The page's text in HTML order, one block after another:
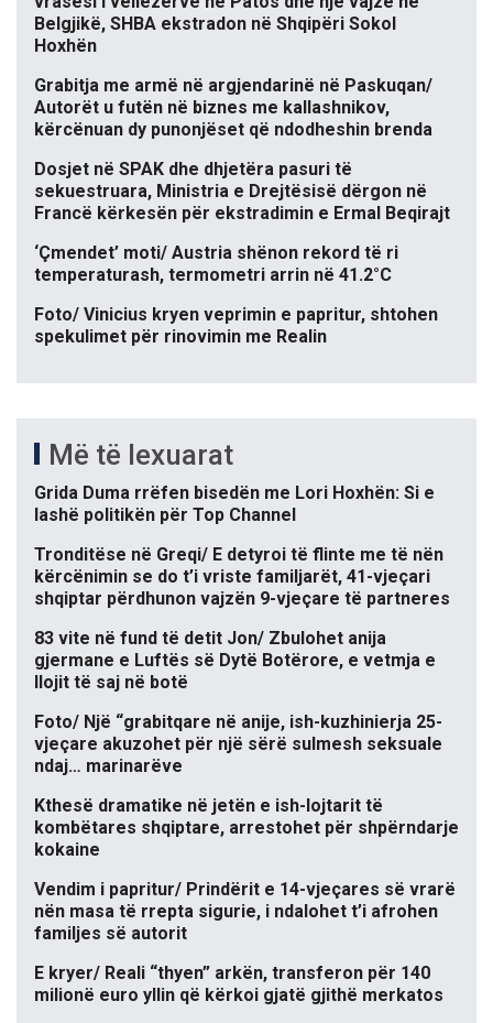
Belgjikë, SHBA ekstradon në Shqipëri Sokol
Hoxhën
Grabitja me armë në argjendarinë në Paskuqan/
Autorët u futën në biznes me kallashnikov,
kërcënuan dy punonjëset që ndodheshin brenda
Dosjet në SPAK dhe dhjetëra pasuri të
sekuestruara, Ministria e Drejtësisë dërgon në
Francë kërkesën për ekstradimin e Ermal Beqirajt
‘Çmendet’ moti/ Austria shënon rekord të ri
temperaturash, termometri arrin në 41.2°C
Foto/ Vinicius kryen veprimin e papritur, shtohen
spekulimet për rinovimin me Realin
Më të lexuarat
Grida Duma rrëfen bisedën me Lori Hoxhën: Si e
lashë politikën për Top Channel
Tronditëse në Greqi/ E detyroi të flinte me të nën
kërcënimin se do t’i vriste familjarët, 41-vjeçari
shqiptar përdhunon vajzën 9-vjeçare të partneres
83 vite në fund të detit Jon/ Zbulohet anija
gjermane e Luftës së Dytë Botërore, e vetmja e
llojit të saj në botë
Foto/ Një “grabitqare në anije, ish-kuzhinierja 25-
vjeçare akuzohet për një sërë sulmesh seksuale
ndaj… marinarëve
Kthesë dramatike në jetën e ish-lojtarit të
kombëtares shqiptare, arrestohet për shpërndarje
kokaine
Vendim i papritur/ Prindërit e 14-vjeçares së vrarë
nën masa të rrepta sigurie, i ndalohet t’i afrohen
familjes së autorit
E kryer/ Reali “thyen” arkën, transferon për 140
milionë euro yllin që kërkoi gjatë gjithë merkatos